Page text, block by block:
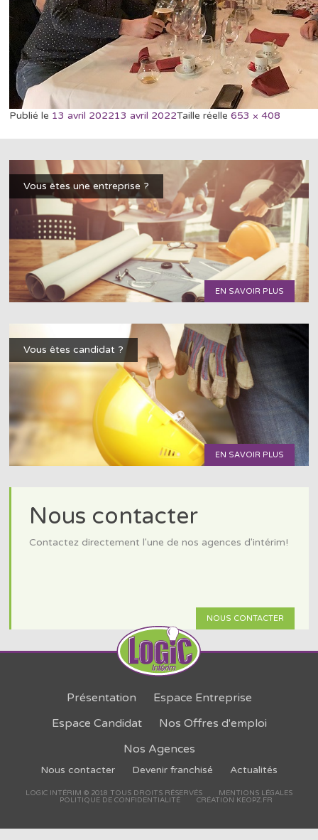
Publié le 13 avril 202213 avril 2022Taille réelle653 × 408
Vous êtes une entreprise ?
EN SAVOIR PLUS
Vous êtes candidat ?
EN SAVOIR PLUS
Nous contacter
Contactez directement l'une de nos agences d'intérim!
NOUS CONTACTER
Présentation
Espace Entreprise
Espace Candidat
Nos Offres d'emploi
Nos Agences
Nous contacter Devenir franchisé Actualités
LOGIC INTÉRIM © 2018 TOUS DROITS RÉSERVÉS
MENTIONS LÉGALES
POLITIQUE DE CONFIDENTIALITÉ
CRÉATION KEOPZ.FR